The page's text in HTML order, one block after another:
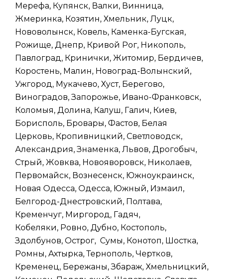
Мерефа, Купянск, Валки, Винница,
Жмеринка, Козятин, Хмельник, Луцк,
Нововолынск, Ковель, Каменка-Бугская,
Рожище, Днепр, Кривой Рог, Никополь,
Павлоград, Кринички, Житомир, Бердичев,
Коростень, Малин, Новоград-Волынский,
Ужгород, Мукачево, Хуст, Берегово,
Виноградов, Запорожье, Ивано-Франковск,
Коломыя, Долина, Калуш, Галич, Киев,
Борисполь, Бровары, Фастов, Белая
Церковь, Кропивницкий, Светловодск,
Александрия, Знаменка, Львов, Дрогобыч,
Стрый, Жовква, Новояворовск, Николаев,
Первомайск, Вознесенск, Южноукраинск,
Новая Одесса, Одесса, Южный, Измаил,
Белгород-Днестровский, Полтава,
Кременчуг, Миргород, Гадяч,
Кобеляки, Ровно, Дубно, Костополь,
Здолбунов, Острог, Сумы, Конотоп, Шостка,
Ромны, Ахтырка, Тернополь, Чертков,
Кременец, Бережаны, Збараж, Хмельницкий,